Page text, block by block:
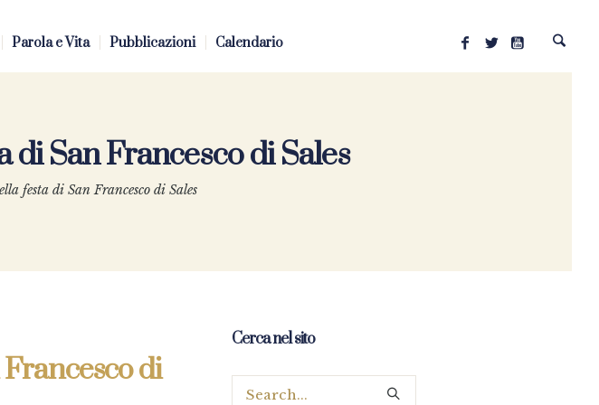
Parola e Vita Pubblicazioni Calendario
di San Francesco di Sales
festa di San Francesco di Sales
di
Cerca nel sito